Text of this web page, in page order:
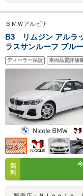
ＢＭＷアルピナ
B3 リムジン アルラ
ラスサンルーフ ブル
ィブクルーズコント
ヘッドライト スイッ
ディーラー保証 車両品質評価
無
料